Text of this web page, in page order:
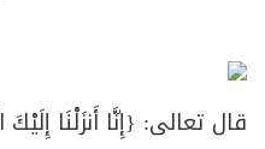
قال تعالى: {إِنَّا أَنزَلْنَا